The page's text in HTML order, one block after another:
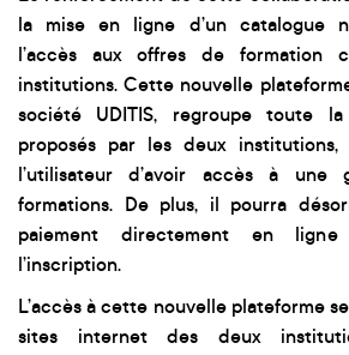
la mise en ligne d’un catalogue
l’accès aux offres de formation
institutions. Cette nouvelle
société UDITIS, regroupe toute
proposés par les deux
l’utilisateur d’avoir accès à une
formations. De plus, il pourra
paiement directement en
l’inscription.
L’accès à cette nouvelle plateforme
sites internet des deux